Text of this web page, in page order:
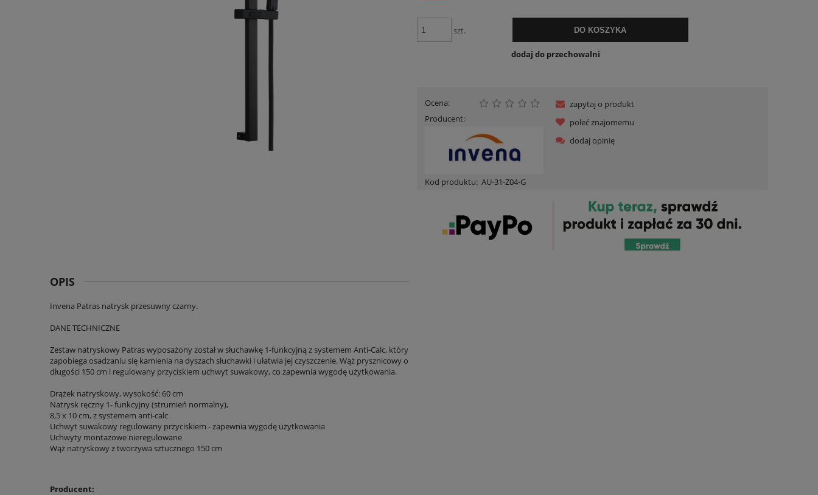
szt. DO KOSZYKA
dodaj do przechowalni
Ocena:
Producent:
Kod produktu: AU-31-Z04-G
zapytaj o produkt
poleć znajomemu
dodaj opinię
OPIS
Invena Patras natrysk przesuwny czarny.
DANE TECHNICZNE
Zestaw natryskowy Patras wyposażony został w słuchawkę 1-funkcyjną z systemem Anti-Calc, który
zapobiega osadzaniu się kamienia na dyszach słuchawki i ułatwia jej czyszczenie. Wąż prysznicowy o
długości 150 cm i regulowany przyciskiem uchwyt suwakowy, co zapewnia wygodę użytkowania.
Drążek natryskowy, wysokość: 60 cm
Natrysk ręczny 1- funkcyjny (strumień normalny),
8,5 x 10 cm, z systemem anti-calc
Uchwyt suwakowy regulowany przyciskiem - zapewnia wygodę użytkowania
Uchwyty montażowe nieregulowane
Wąż natryskowy z tworzywa sztucznego 150 cm
Producent: